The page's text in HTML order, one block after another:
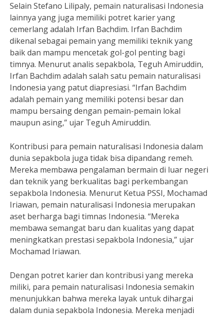
Selain Stefano Lilipaly, pemain naturalisasi Indonesia
lainnya yang juga memiliki potret karier yang
cemerlang adalah Irfan Bachdim. Irfan Bachdim
dikenal sebagai pemain yang memiliki teknik yang
baik dan mampu mencetak gol-gol penting bagi
timnya. Menurut analis sepakbola, Teguh Amiruddin,
Irfan Bachdim adalah salah satu pemain naturalisasi
Indonesia yang patut diapresiasi. “Irfan Bachdim
adalah pemain yang memiliki potensi besar dan
mampu bersaing dengan pemain-pemain lokal
maupun asing,” ujar Teguh Amiruddin.
Kontribusi para pemain naturalisasi Indonesia dalam
dunia sepakbola juga tidak bisa dipandang remeh.
Mereka membawa pengalaman bermain di luar negeri
dan teknik yang berkualitas bagi perkembangan
sepakbola Indonesia. Menurut Ketua PSSI, Mochamad
Iriawan, pemain naturalisasi Indonesia merupakan
aset berharga bagi timnas Indonesia. “Mereka
membawa semangat baru dan kualitas yang dapat
meningkatkan prestasi sepakbola Indonesia,” ujar
Mochamad Iriawan.
Dengan potret karier dan kontribusi yang mereka
miliki, para pemain naturalisasi Indonesia semakin
menunjukkan bahwa mereka layak untuk dihargai
dalam dunia sepakbola Indonesia. Mereka menjadi